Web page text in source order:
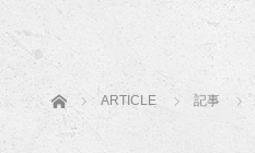
ホーム ARTICLE 記事